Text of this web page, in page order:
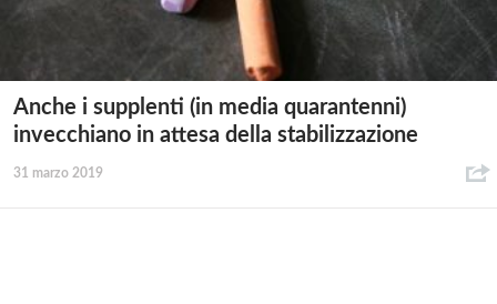
Anche i supplenti (in media quarantenni)
invecchiano in attesa della stabilizzazione
31 marzo 2019